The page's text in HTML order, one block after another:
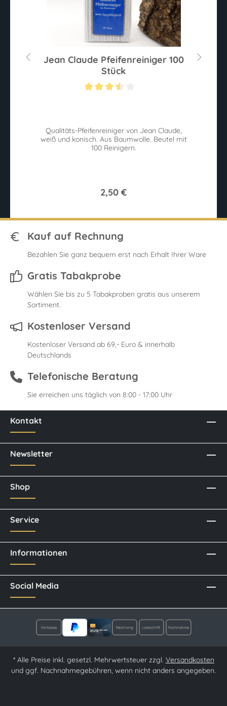
Jean Claude Pfeifenreiniger 100
Stück
Qualitäts-Pfeifenreiniger von Jean Claude,
weiß und konisch. Aus Baumwolle. Beutel mit
100 Reinigern.
2,50 €
Kauf auf Rechnung
Bezahlen Sie ganz bequem erst nach Erhalt Ihrer Ware
Gratis Tabakprobe
Wählen Sie bis zu 5 Tabakproben gratis aus unserem
Sortiment.
Kostenloser Versand
Kostenloser Versand ab 69,- Euro & innerhalb
Deutschlands
Telefonische Beratung
Sie erreichen uns täglich von 8:00 - 17:00 Uhr
Kontakt
Newsletter
Social Media
Shop
Service
Informationen
* Alle Preise inkl. gesetzl. Mehrwertsteuer zzgl. Versandkosten
und ggf. Nachnahmegebühren, wenn nicht anders angegeben.